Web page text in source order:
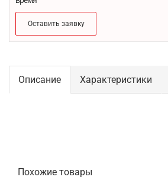
Оставить заявку
Описание Характеристики
Похожие товары